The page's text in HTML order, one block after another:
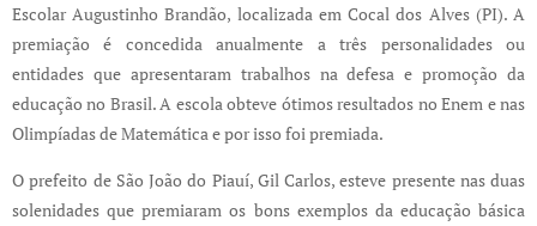
Escolar Augustinho Brandão, localizada em Cocal dos Alves (PI). A
premiação é concedida anualmente a três personalidades ou
entidades que apresentaram trabalhos na defesa e promoção da
educação no Brasil. A escola obteve ótimos resultados no Enem e nas
Olimpíadas de Matemática e por isso foi premiada.
O prefeito de São João do Piauí, Gil Carlos, esteve presente nas duas
solenidades que premiaram os bons exemplos da educação básica